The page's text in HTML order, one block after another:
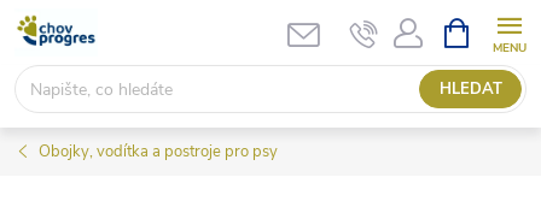
Přejít
obsah
HLEDAT
NÁKUPNÍ
KOŠÍK
Obojky, vodítka a postroje pro psy